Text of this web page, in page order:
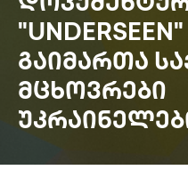
ᲒᲐᲘᲛᲐᲠᲗᲐ
ᲛᲪᲮᲝᲕᲠᲔᲑᲘ